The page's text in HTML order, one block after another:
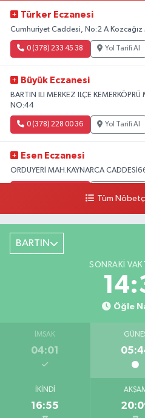
Türker Eczanesi
Cumhuriyet Caddesi, No:2 A Kozcağız
0 (378) 233 45 38 Yol Tarifi Al
Büyük Eczanesi
BARTIN ILI MERKEZ ILÇE
NO:44
0 (378) 228 00 36 Yol Tarifi Al
Esen Eczanesi
ORDUYERİ MAH.KAYNARCA
Şiremirçavuş Mahallesi, Kırıkçı Zeliha
0 (378) 227 85 45
Tüm
BARTIN
SONRAKI
Öğle
İMSAK
04:01
İKINDI
16:55